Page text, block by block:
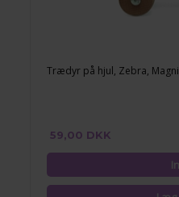
Trædyr på hjul, Zebra, Magni
59,00 DKK